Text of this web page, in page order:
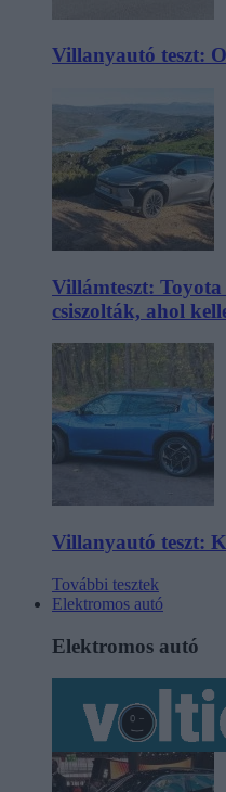
Villanyautó teszt:
Villámteszt:
csiszolták, ahol
Villanyautó teszt:
További tesztek
Elektromos autó
Elektromos autó